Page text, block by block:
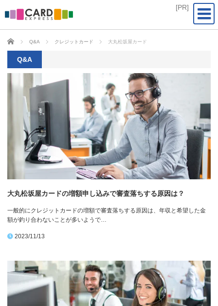
CARD EXPRESS
Q&A クレジットカード 大丸松坂屋カード
Q&A
大丸松坂屋カードの増額申し込みで審査落ちする原因は？
一般的にクレジットカードの増額で審査落ちする原因は、年収と希望した金
額が釣り合わないことが多いようで…
2023/11/13